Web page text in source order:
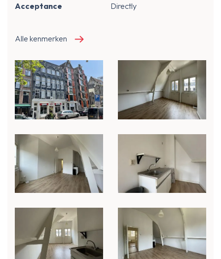
Acceptance
Directly
Alle kenmerken